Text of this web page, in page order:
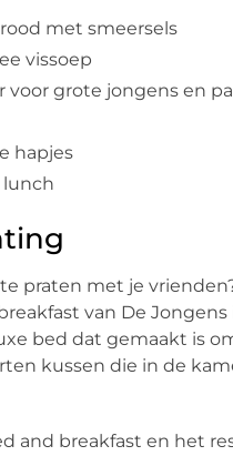
met smeersels
vissoep
grote jongens en
hapjes
lunch
praten met je
van De
bed dat gemaakt is
kussen die in de
and breakfast en het